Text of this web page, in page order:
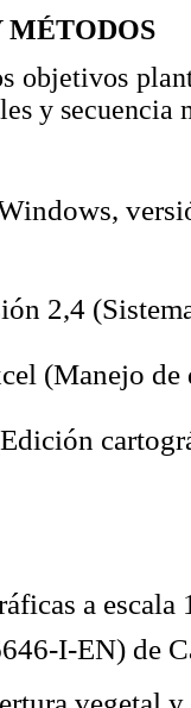
MÉTODOS
objetivos
y secuencia
Windows,
2,4
(Manejo de
a
I-EN) de